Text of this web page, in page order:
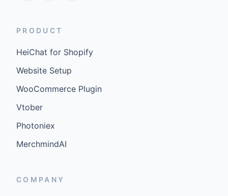
PRODUCT
HeiChat for Shopify
Website Setup
WooCommerce Plugin
Vtober
Photoniex
MerchmindAI
COMPANY